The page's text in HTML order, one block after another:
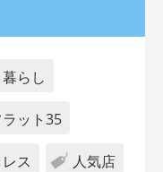
暮らし
ラット35
ス 人気店